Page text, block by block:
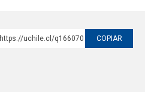
https://uchile.cl/q166070 COPIAR